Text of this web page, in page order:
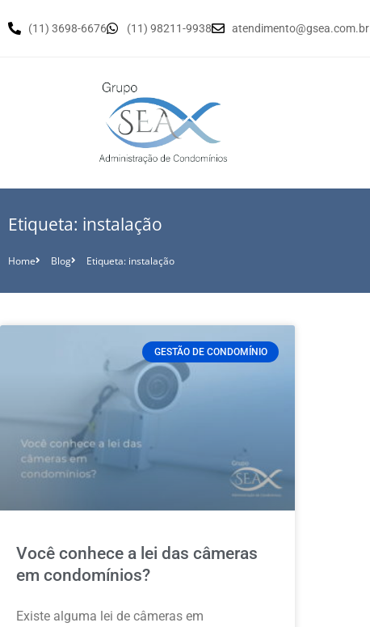
(11) 3698-6676 (11) 98211-9938 atendimento@gsea.com.br
Etiqueta: instalação
Home Blog Etiqueta: instalação
GESTÃO DE CONDOMÍNIO
Você conhece a lei das câmeras
em condomínios?
Existe alguma lei de câmeras em